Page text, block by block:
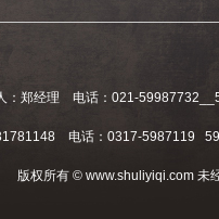
：郑经理 电话：021-
电话：0317-5987119
版权所有 © www.shuliyiqi.com 未